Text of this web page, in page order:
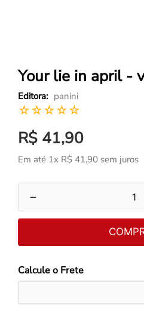
Your lie in april -
panini
☆☆☆☆☆
R$ 41,90
Em até 1x R$ 41,90 sem juros
－